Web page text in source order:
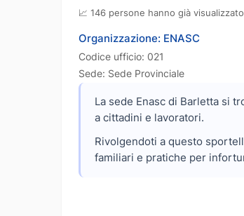
📈 146 persone hanno già
Organizzazione: ENASC
Codice ufficio: 021
Sede: Sede Provinciale
La sede Enasc di Barletta si
a cittadini e lavoratori.
Rivolgendoti a questo
familiari e pratiche per